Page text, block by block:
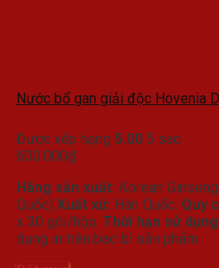
Nước bổ gan giải độc Hovenia
Được xếp hạng 5.00 5 sao
600.000₫
Hãng sản xuất: Korean
Quốc) Xuất xứ: Hàn Quốc. Quy
x 30 gói/hộp. Thời hạn sử
dụng in trên bao bì sản phẩm